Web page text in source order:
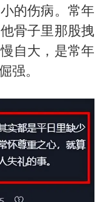
的伤病。常年
骨子里那股拽
自大，是常年
强。